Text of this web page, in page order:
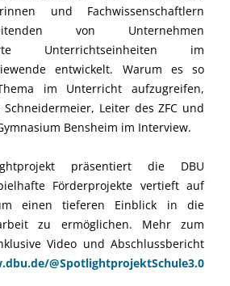
und Fachwissenschaftlern
von Unternehmen
Unterrichtseinheiten im
entwickelt. Warum es so
im Unterricht aufzugreifen,
Leiter des ZFC und
Bensheim im Interview.
präsentiert die DBU
Förderprojekte vertieft auf
einen tieferen Einblick in die
zu ermöglichen. Mehr zum
Video und Abschlussbericht
@SpotlightprojektSchule3.0